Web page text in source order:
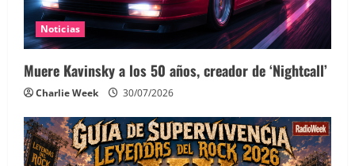
Noticias
Muere Kavinsky a los 50 años, creador de ‘Nightcall’
Charlie Week 30/07/2026